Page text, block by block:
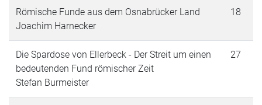
Römische Funde aus dem Osnabrücker Land
Joachim Harnecker
18
Die Spardose von Ellerbeck - Der Streit um einen
bedeutenden Fund römischer Zeit
Stefan Burmeister
27